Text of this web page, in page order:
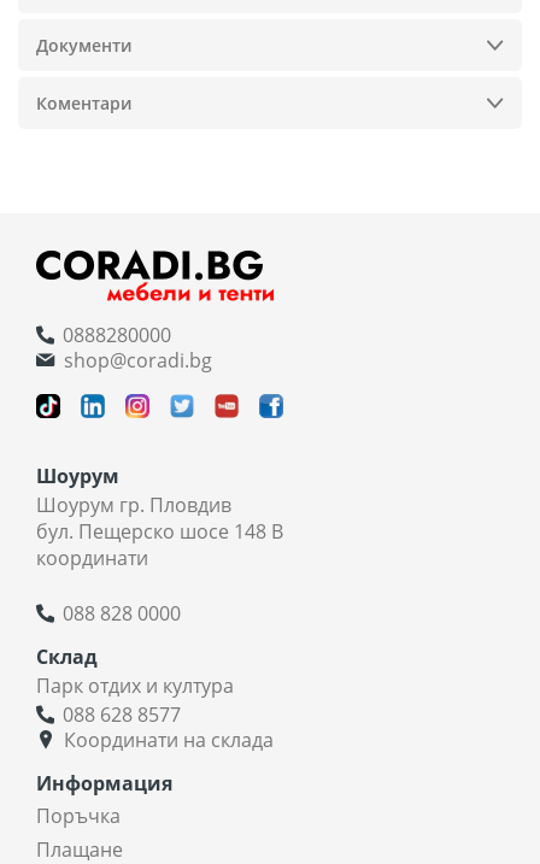
Документи
Коментари
0888280000
shop@coradi.bg
Шоурум
Шоурум гр. Пловдив
бул. Пещерско шосе 148 В
координати
088 828 0000
Склад
Парк отдих и култура
088 628 8577
Координати на склада
Информация
Поръчка
Плащане